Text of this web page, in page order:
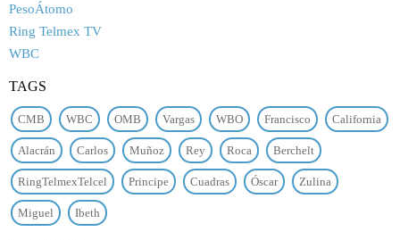
PesoÁtomo
Ring Telmex TV
WBC
TAGS
CMB WBC OMB Vargas WBO Francisco California
Alacrán Carlos Muñoz Rey Roca Berchelt
RingTelmexTelcel Principe Cuadras Óscar Zulina
Miguel Ibeth